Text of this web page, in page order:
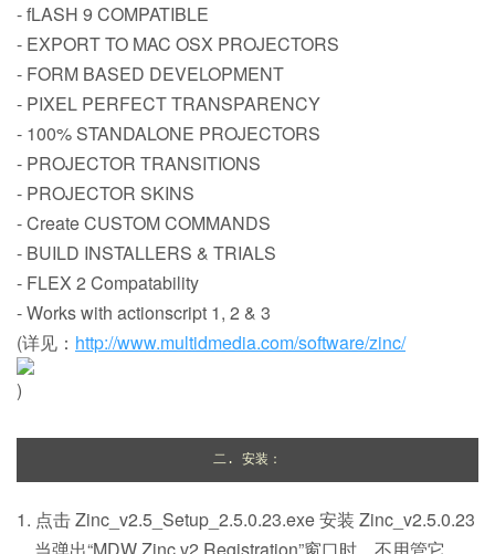
- fLASH 9 COMPATIBLE
- EXPORT TO MAC OSX PROJECTORS
- FORM BASED DEVELOPMENT
- PIXEL PERFECT TRANSPARENCY
- 100% STANDALONE PROJECTORS
- PROJECTOR TRANSITIONS
- PROJECTOR SKINS
- Create CUSTOM COMMANDS
- BUILD INSTALLERS & TRIALS
- FLEX 2 Compatability
- Works with actionscript 1, 2 & 3
(详见： http://www.multidmedia.com/software/zinc/
)
二. 安装：
1. 点击 Zinc_v2.5_Setup_2.5.0.23.exe 安装 Zinc_v2.5.0.23